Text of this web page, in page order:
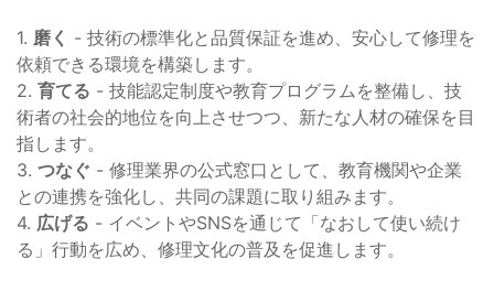
1. 磨く - 技術の標準化と品質保証を進め、安心して修理を
依頼できる環境を構築します。
2. 育てる - 技能認定制度や教育プログラムを整備し、技
術者の社会的地位を向上させつつ、新たな人材の確保を目
指します。
3. つなぐ - 修理業界の公式窓口として、教育機関や企業
との連携を強化し、共同の課題に取り組みます。
4. 広げる - イベントやSNSを通じて「なおして使い続け
る」行動を広め、修理文化の普及を促進します。